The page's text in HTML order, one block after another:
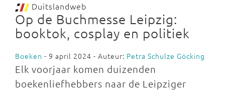
Duitslandweb
Op de Buchmesse Leipzig:
booktok, cosplay en politiek
Boeken - 9 april 2024 - Auteur: Petra Schulze Göcking
Elk voorjaar komen duizenden
boekenliefhebbers naar de Leipziger